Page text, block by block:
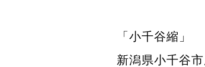
「小千谷縮」
新潟県小千谷